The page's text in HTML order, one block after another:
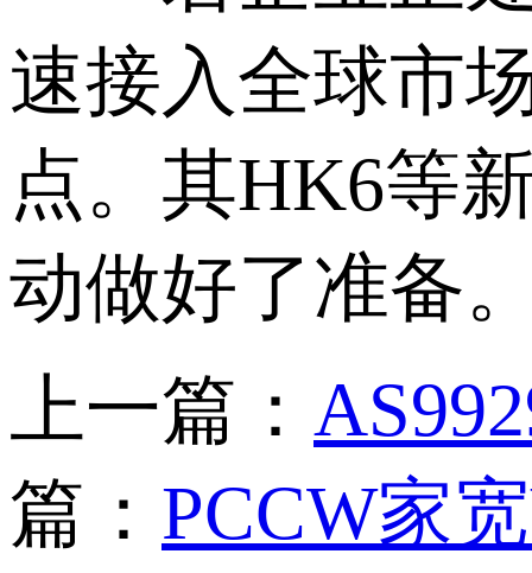
速接入全球市
点。其HK6等
动做好了准备
上一篇：
篇： PCCW家